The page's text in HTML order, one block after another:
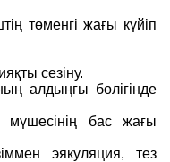
төменгі жағы күйіп
сезіну.
алдыңғы бөлігінде
бас жағы
эякуляция, тез